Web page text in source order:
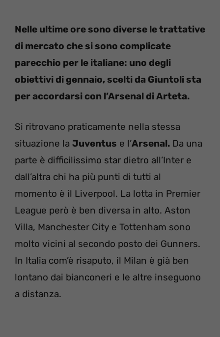
Nelle ultime ore sono diverse le trattative
di mercato che si sono complicate
parecchio per le italiane: uno degli
obiettivi di gennaio, scelti da Giuntoli sta
per accordarsi con l’Arsenal di Arteta.
Si ritrovano praticamente nella stessa
situazione la Juventus e l’Arsenal. Da una
parte è difficilissimo star dietro all’Inter e
dall’altra chi ha più punti di tutti al
momento è il Liverpool. La lotta in Premier
League però è ben diversa in alto. Aston
Villa, Manchester City e Tottenham sono
molto vicini al secondo posto dei Gunners.
In Italia com’è risaputo, il Milan è già ben
lontano dai bianconeri e le altre inseguono
a distanza.